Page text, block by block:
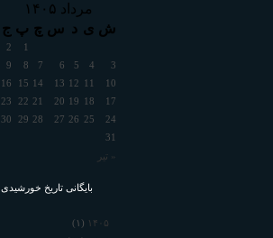
مرداد ۱۴۰۵
ش ی د س چ پ ج
« تیر
1
2
3
4
5
6
7
8
9
10
11
12
13
14
15
16
17
18
19
20
21
22
23
24
25
26
27
28
29
30
31
بایگانی تاریخ خورشیدی
۱۴۰۵ (۱)